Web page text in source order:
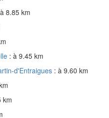
8.85 km
: à 9.45 km
d'Entraigues : à 9.60 km
km